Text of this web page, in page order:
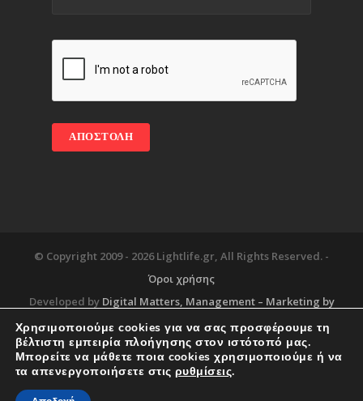
© Copyright 2009 - 2026 Lightlife.gr, All Rights Reserved. -
Όροι χρήσης
Developed by Digital Matters, Management – Marketing by
Blog About Services
Corporate Support
Χρησιμοποιούμε cookies για να σας προσφέρουμε τη
βέλτιστη εμπειρία πλοήγησης στον ιστότοπό μας.
Μπορείτε να μάθετε ποια cookies χρησιμοποιούμε ή να
τα απενεργοποιήσετε στις ρυθμίσεις.